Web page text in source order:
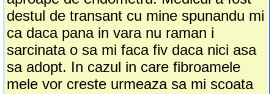
destul de transant cu mine spunandu mi
ca daca pana in vara nu raman i
sarcinata o sa mi faca fiv daca nici asa
sa adopt. In cazul in care fibroamele
mele vor creste urmeaza sa mi scoata